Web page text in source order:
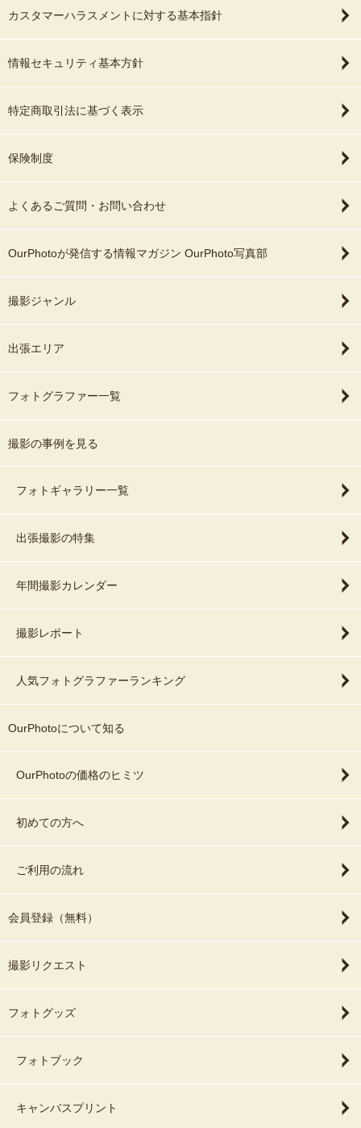
カスタマーハラスメントに対する基本指針
情報セキュリティ基本方針
特定商取引法に基づく表示
保険制度
よくあるご質問・お問い合わせ
OurPhotoが発信する情報マガジン OurPhoto写真部
撮影ジャンル
出張エリア
フォトグラファー一覧
撮影の事例を見る
フォトギャラリー一覧
出張撮影の特集
年間撮影カレンダー
撮影レポート
人気フォトグラファーランキング
OurPhotoについて知る
OurPhotoの価格のヒミツ
初めての方へ
ご利用の流れ
会員登録（無料）
撮影リクエスト
フォトグッズ
フォトブック
キャンバスプリント